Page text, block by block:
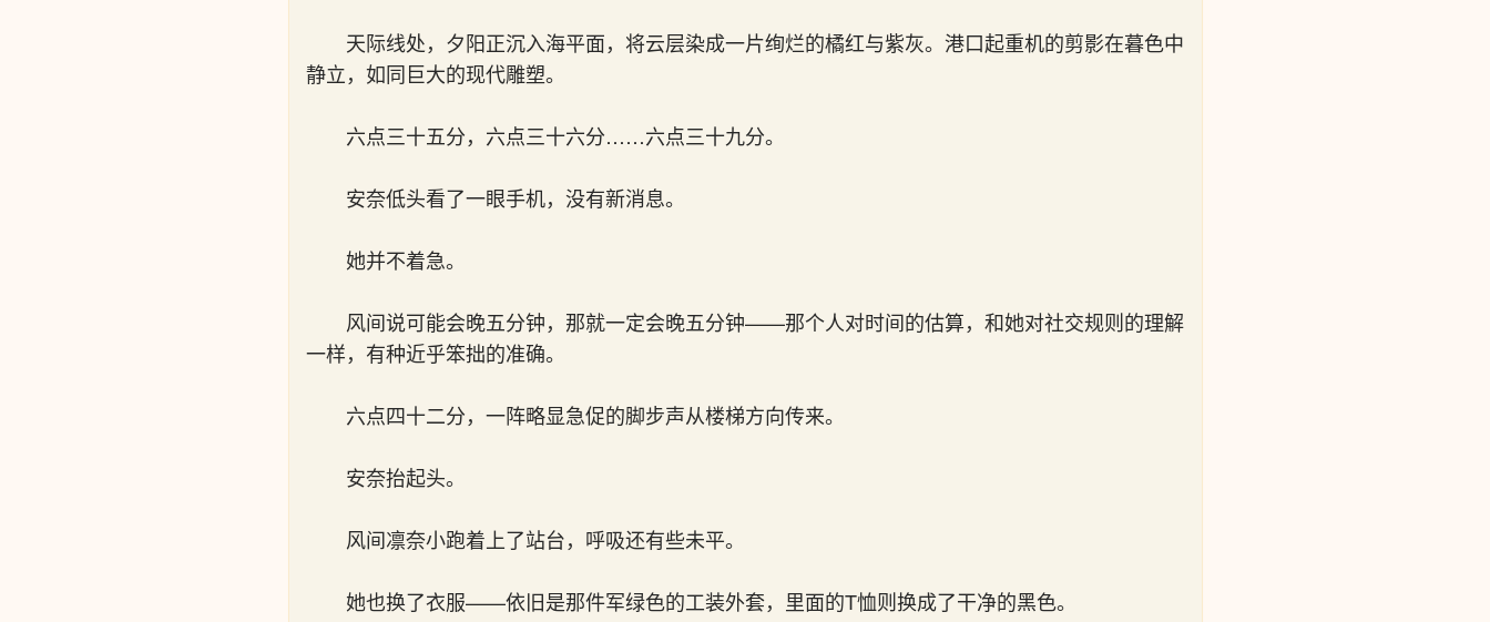
天际线处，夕阳正沉入海平面，将云层染成一片绚烂的橘红与紫灰。港口起重机的剪影在暮色中
静立，如同巨大的现代雕塑。
六点三十五分，六点三十六分……六点三十九分。
安奈低头看了一眼手机，没有新消息。
她并不着急。
风间说可能会晚五分钟，那就一定会晚五分钟——那个人对时间的估算，和她对社交规则的理解
一样，有种近乎笨拙的准确。
六点四十二分，一阵略显急促的脚步声从楼梯方向传来。
安奈抬起头。
风间凛奈小跑着上了站台，呼吸还有些未平。
她也换了衣服——依旧是那件军绿色的工装外套，里面的T恤则换成了干净的黑色。